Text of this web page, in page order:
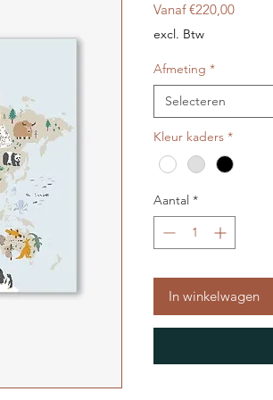
Vanaf€220,00
excl. Btw
Afmeting *
Selecteren
Kleur kaders *
Aantal *
In winkelwagen